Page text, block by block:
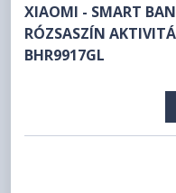
XIAOMI - SMART
RÓZSASZÍN
BHR9917GL